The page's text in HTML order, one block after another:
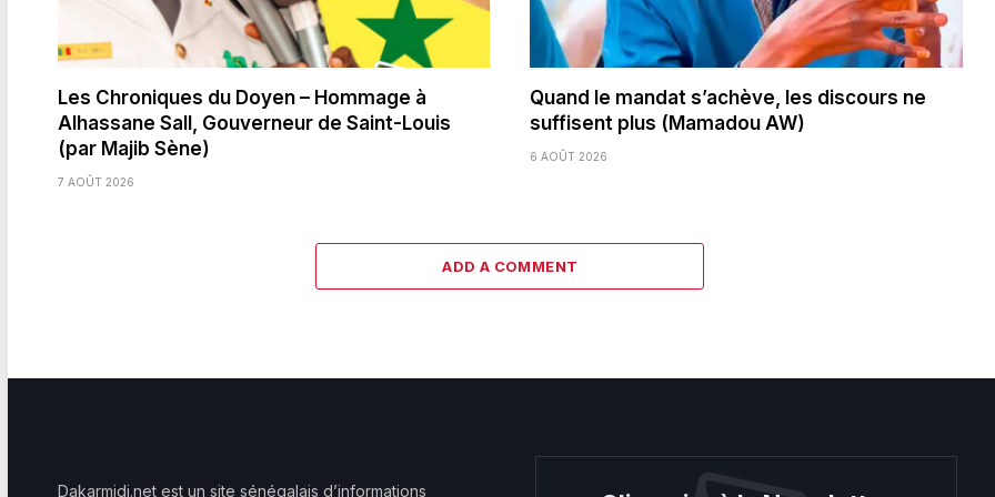
Les Chroniques du Doyen – Hommage à
Alhassane Sall, Gouverneur de Saint-Louis
(par Majib Sène)
7 AOÛT 2026
Quand le mandat s’achève, les discours ne
suffisent plus (Mamadou AW)
6 AOÛT 2026
ADD A COMMENT
Dakarmidi.net est un site sénégalais d’informations